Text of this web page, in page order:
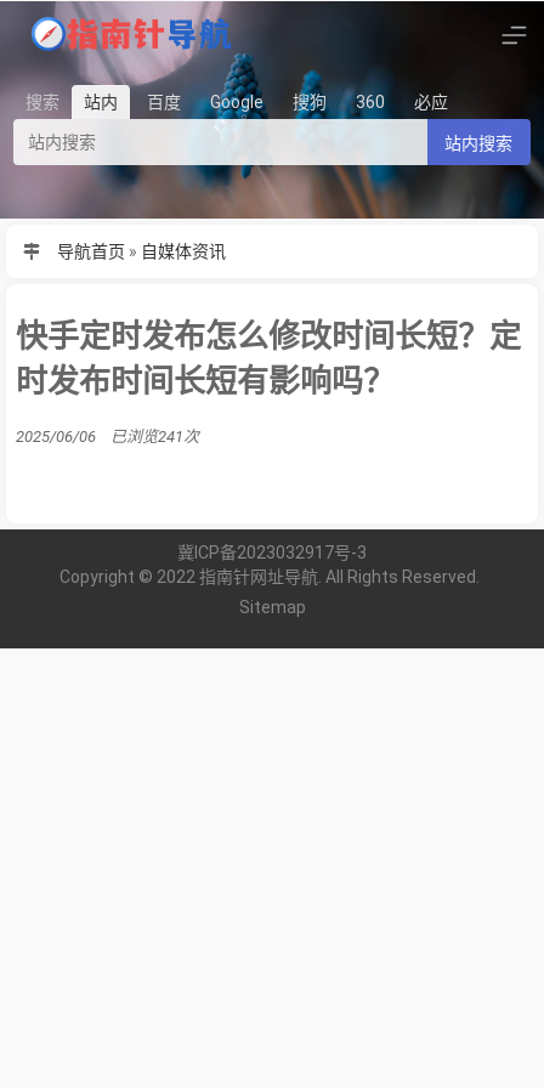
搜索 站内 百度 Google 搜狗 360 必应
站内搜索
导航首页 » 自媒体资讯
快手定时发布怎么修改时间长短？定
时发布时间长短有影响吗？
2025/06/06 已浏览241次
冀ICP备2023032917号-3
Copyright © 2022 指南针网址导航. All Rights Reserved.
Sitemap